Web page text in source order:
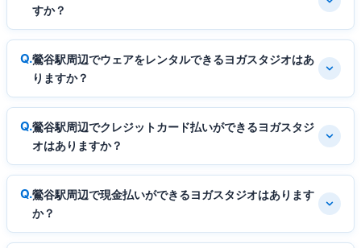
すか？
鶯谷駅周辺でウェアをレンタルできるヨガスタジオはあ
りますか？
鶯谷駅周辺でクレジットカード払いができるヨガスタジ
オはありますか？
鶯谷駅周辺で現金払いができるヨガスタジオはあります
か？